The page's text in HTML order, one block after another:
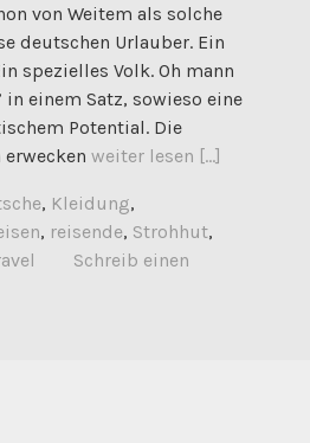
von Weitem als solche
deutschen Urlauber. Ein
spezielles Volk. Oh mann
in einem Satz, sowieso eine
Potential. Die
weiter lesen [...]
, Kleidung,
, reisende, Strohhut,
Schreib einen